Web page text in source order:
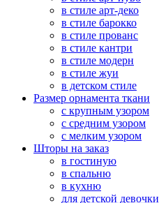
в стиле арт-деко
в стиле барокко
в стиле прованс
в стиле кантри
в стиле модерн
в стиле жуи
в детском стиле
Размер орнамента ткани
с крупным узором
с средним узором
с мелким узором
Шторы на заказ
в гостиную
в спальню
в кухню
для детской девочки